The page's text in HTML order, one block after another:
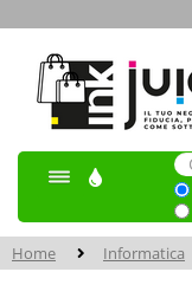
Home Informatica